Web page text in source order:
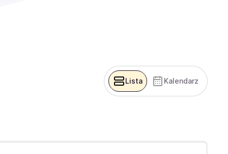
Lista Kalendarz